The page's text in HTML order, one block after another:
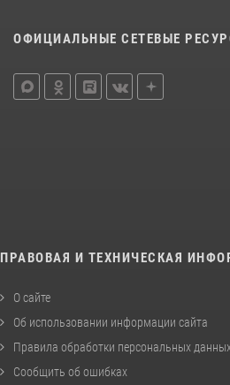
ОФИЦИАЛЬНЫЕ СЕТЕВЫЕ
ПРАВОВАЯ И ТЕХНИЧЕСКАЯ
О сайте
Об использовании информации сайта
Правила обработки персональных
Сообщить об ошибках